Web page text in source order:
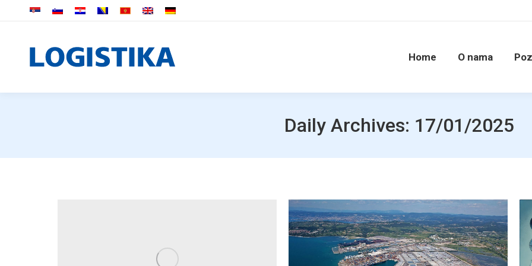
Home O nama
Daily Archives: 17/01/2025